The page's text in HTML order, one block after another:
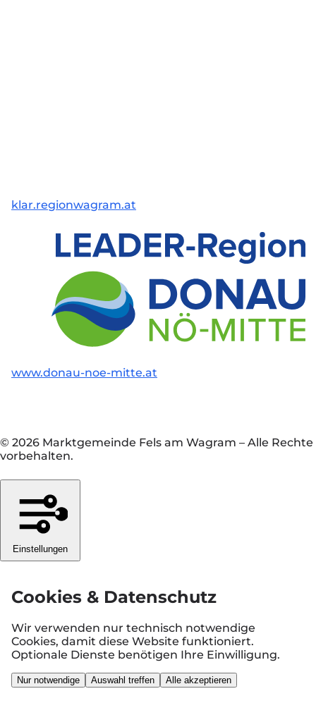
klar.regionwagram.at
www.donau-noe-mitte.at
© 2026 Marktgemeinde Fels am Wagram – Alle Rechte
vorbehalten.
Einstellungen
Cookies & Datenschutz
Wir verwenden nur technisch notwendige
Cookies, damit diese Website funktioniert.
Optionale Dienste benötigen Ihre Einwilligung.
Nur notwendige Auswahl treffen Alle akzeptieren